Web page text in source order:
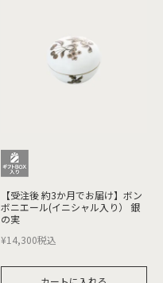
【受注後 約3か月でお届け】ボン
ボニエール(イニシャル入り） 銀
の実
¥14,300税込